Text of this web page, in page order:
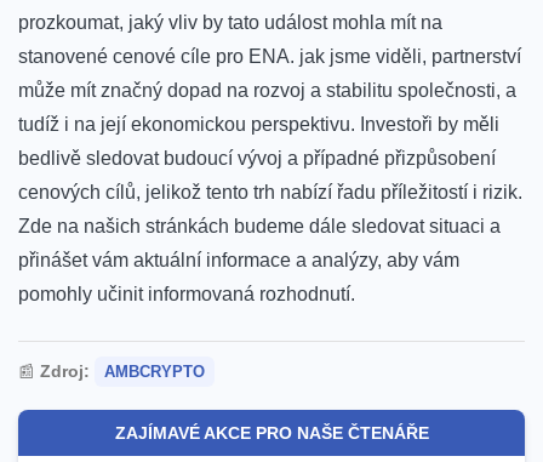
prozkoumat, jaký ‌vliv by tato událost mohla mít na
stanovené cenové cíle pro ENA. jak jsme viděli, ​partnerství
může mít značný⁣ dopad ⁤na rozvoj a stabilitu ​společnosti, a
tudíž i na její ekonomickou perspektivu. Investoři by měli
bedlivě sledovat budoucí ⁢vývoj ‌a případné přizpůsobení
cenových cílů, jelikož tento trh nabízí⁣ řadu příležitostí i rizik.
Zde na ⁣našich stránkách budeme dále sledovat situaci‌ a
přinášet vám aktuální informace a analýzy, aby vám⁢
pomohly učinit ⁤informovaná rozhodnutí.
📰 Zdroj: AMBCRYPTO
ZAJÍMAVÉ AKCE PRO NAŠE ČTENÁŘE